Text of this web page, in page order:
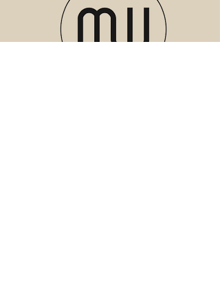
van de producten, dit kan u verhalen bij